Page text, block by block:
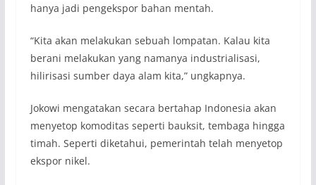
hanya jadi pengekspor bahan mentah.
“Kita akan melakukan sebuah lompatan. Kalau kita
berani melakukan yang namanya industrialisasi,
hilirisasi sumber daya alam kita,” ungkapnya.
Jokowi mengatakan secara bertahap Indonesia akan
menyetop komoditas seperti bauksit, tembaga hingga
timah. Seperti diketahui, pemerintah telah menyetop
ekspor nikel.